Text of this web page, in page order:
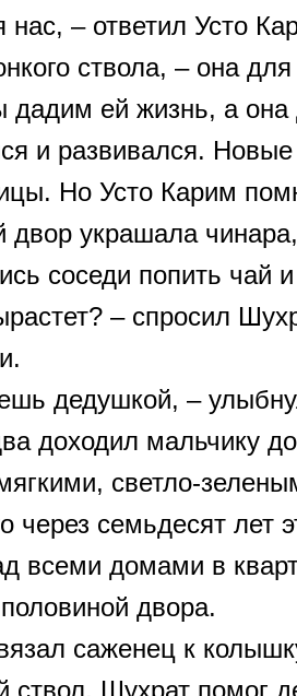
нас, – ответил Усто
ствола, – она
дадим ей жизнь, а она
и развивался.
Но Усто Карим
двор украшала
соседи попить чай
– спросил
дедушкой, –
доходил мальчику
светло-
через семьдесят лет
всеми домами в
двора.
саженец к
ствол. Шухрат помог